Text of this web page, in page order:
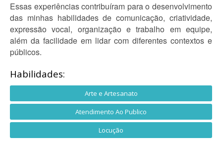
Essas experiências contribuíram para o desenvolvimento
das minhas habilidades de comunicação, criatividade,
expressão vocal, organização e trabalho em equipe,
além da facilidade em lidar com diferentes contextos e
públicos.
Habilidades:
Arte e Artesanato
Atendimento Ao Publico
Locução